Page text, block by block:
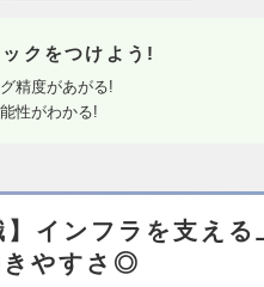
クをつけよう!
精度があがる!
性がわかる!
】インフラを支え
きやすさ◎